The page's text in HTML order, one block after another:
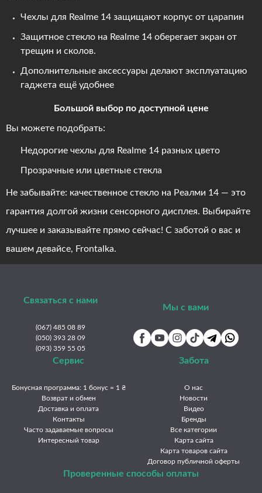
Чехлы для Realme 14 защищают корпус от царапин
Защитное стекло на Realme 14 оберегает экран от
трещин и сколов.
Дополнительные аксессуары делают эксплуатацию
гаджета ещё удобнее
Большой выбор по доступной цене
Вы можете подобрать:
Недорогие чехлы для Realme 14 разных цвето
Прозрачные или цветные стекла
Не забывайте: качественное стекло на Реалми 14 — это
гарантия долгой жизни сенсорного дисплея. Выбирайте
лучшее и заказывайте прямо сейчас! С заботой о вас и
вашем девайсе, Frontalka.
Связаться с нами
(067) 485 08 89
(050) 393 28 09
(093) 359 55 05
Мы с вами
Сервис
Бонусная программа: 1 бонус = 1 ₴
Возврат и обмен
Доставка и оплата
Контакты
Часто задаваемые вопросы
Интересный товар
Забота
О нас
Новости
Видео
Бренды
Все категории
Карта сайта
Карта товаров сайта
Договор публичной оферты
Проверенные способы оплаты